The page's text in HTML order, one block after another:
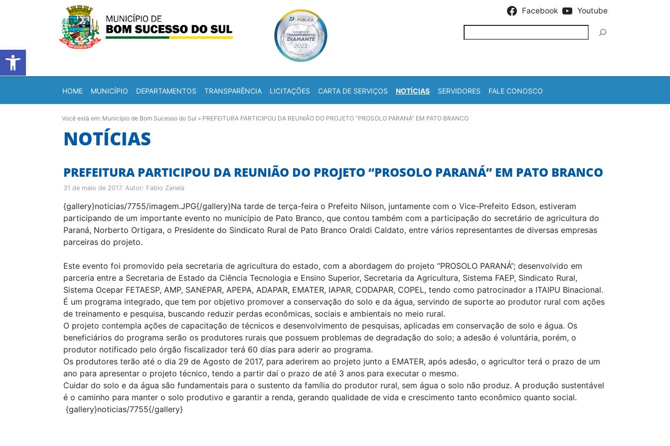
Barra de Ferramentas Aberta
Facebook Youtube
HOME MUNICÍPIO DEPARTAMENTOS TRANSPARÊNCIA LICITAÇÕES CARTA DE SERVIÇOS NOTÍCIAS SERVIDORES FALE CONOSCO
Você está em: Município de Bom Sucesso do Sul » PREFEITURA PARTICIPOU DA REUNIÃO DO PROJETO “PROSOLO PARANÁ” EM PATO BRANCO
NOTÍCIAS
PREFEITURA PARTICIPOU DA REUNIÃO DO PROJETO “PROSOLO PARANÁ” EM PATO BRANCO
31 de maio de 2017. Autor: Fabio Zanela
{gallery}noticias/7755/imagem.JPG{/gallery}Na tarde de terça-feira o Prefeito Nilson, juntamente com o Vice-Prefeito Edson, estiveram
participando de um importante evento no município de Pato Branco, que contou também com a participação do secretário de agricultura do
Paraná, Norberto Ortigara, o Presidente do Sindicato Rural de Pato Branco Oraldi Caldato, entre vários representantes de diversas empresas
parceiras do projeto.
Este evento foi promovido pela secretaria de agricultura do estado, com a abordagem do projeto “PROSOLO PARANÁ”; desenvolvido em
parceria entre a Secretaria de Estado da Ciência Tecnologia e Ensino Superior, Secretaria da Agricultura, Sistema FAEP, Sindicato Rural,
Sistema Ocepar FETAESP, AMP, SANEPAR, APEPA, ADAPAR, EMATER, IAPAR, CODAPAR, COPEL, tendo como patrocinador a ITAIPU Binacional.
É um programa integrado, que tem por objetivo promover a conservação do solo e da água, servindo de suporte ao produtor rural com ações
de treinamento e pesquisa, buscando reduzir perdas econômicas, sociais e ambientais no meio rural.
O projeto contempla ações de capacitação de técnicos e desenvolvimento de pesquisas, aplicadas em conservação de solo e água. Os
beneficiários do programa serão os produtores rurais que possuem problemas de degradação do solo; a adesão é voluntária, porém, o
produtor notificado pelo órgão fiscalizador terá 60 dias para aderir ao programa.
Os produtores terão até o dia 29 de Agosto de 2017, para aderirem ao projeto junto a EMATER, após adesão, o agricultor terá o prazo de um
ano para apresentar o projeto técnico, tendo a partir daí o prazo de até 3 anos para executar o mesmo.
Cuidar do solo e da água são fundamentais para o sustento da família do produtor rural, sem água o solo não produz. A produção sustentável
é o caminho para manter o solo produtivo e garantir a renda, gerando qualidade de vida e crescimento tanto econômico quanto social.
{gallery}noticias/7755{/gallery}